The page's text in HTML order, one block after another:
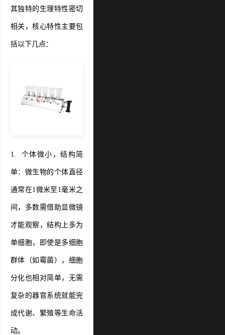
其独特的生理特性密切
相关，核心特性主要包
括以下几点：
1. 个体微小，结构简
单：微生物的个体直径
通常在1微米至1毫米之
间，多数需借助显微镜
才能观察，结构上多为
单细胞，即使是多细胞
群体（如霉菌），细胞
分化也相对简单，无需
复杂的器官系统就能完
成代谢、繁殖等生命活
动。